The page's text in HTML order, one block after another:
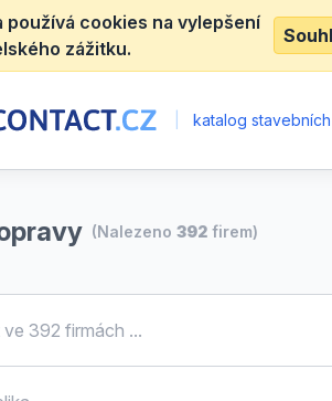
používá cookies na vylepšení
zážitku.
katalog
(Nalezeno 392 firem)